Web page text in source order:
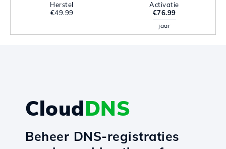
Herstel
€49.99
Activatie
€76.99
jaar
CloudDNS
Beheer DNS-registraties